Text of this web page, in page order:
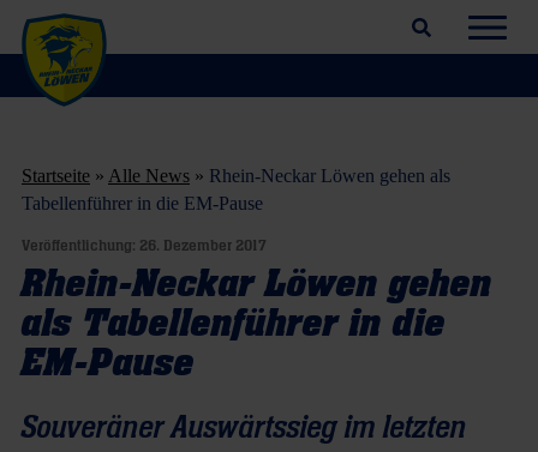
Suchfeld öffnen
Startseite » Alle News » Rhein-Neckar Löwen gehen als
Tabellenführer in die EM-Pause
Veröffentlichung: 26. Dezember 2017
Rhein-Neckar Löwen gehen
als Tabellenführer in die
EM-Pause
Souveräner Auswärtssieg im letzten